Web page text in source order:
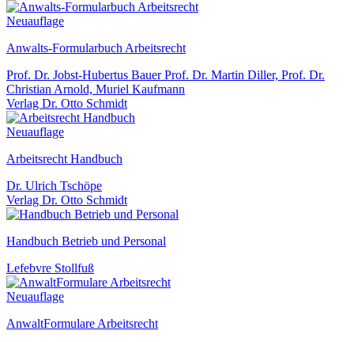
Neuauflage
Anwalts-Formularbuch Arbeitsrecht
Prof. Dr. Jobst-Hubertus Bauer Prof. Dr. Martin Diller, Prof. Dr.
Christian Arnold, Muriel Kaufmann
Verlag Dr. Otto Schmidt
Neuauflage
Arbeitsrecht Handbuch
Dr. Ulrich Tschöpe
Verlag Dr. Otto Schmidt
Handbuch Betrieb und Personal
Lefebvre Stollfuß
Neuauflage
AnwaltFormulare Arbeitsrecht